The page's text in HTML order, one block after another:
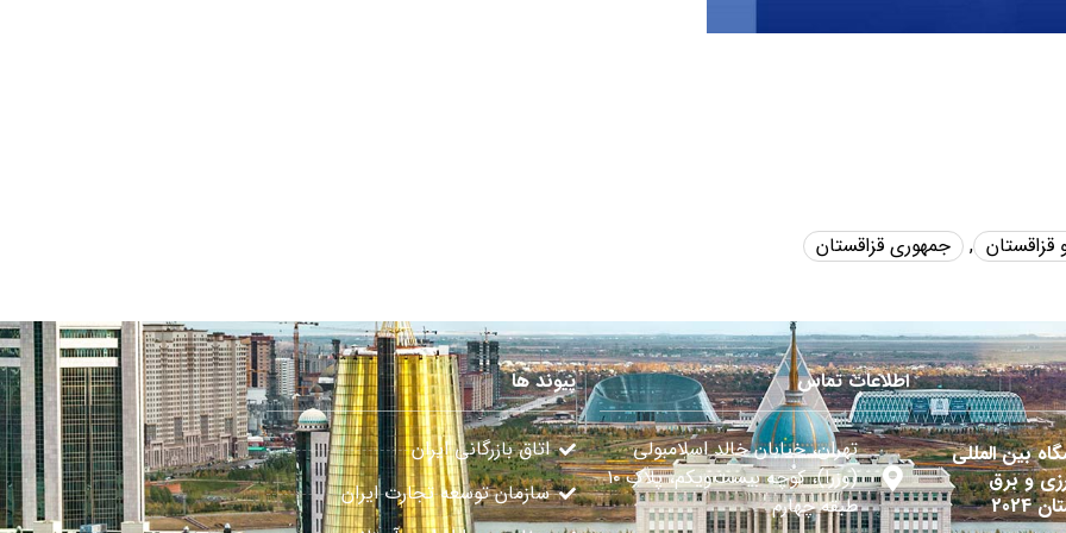
قزاقستان , جمهوری قزاقستان
بین المللی
و برق
2024
اطلاعات تماس
تهران، خیابان خالد اسلامبولی
(وزرا)، کوچه بیست‌ویکم، پلاک ۱۰
طبقه چهارم
پیوند ها
اتاق بازرگانی ایران
سازمان توسعه تجارت ایران